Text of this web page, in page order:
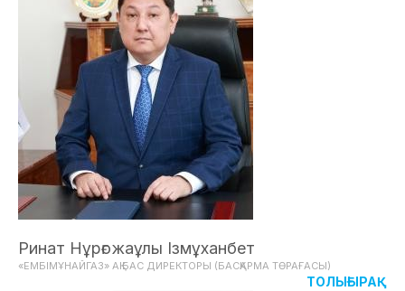
Ринат Нұрғожаұлы Ізмұханбет
«ЕМБІМҰНАЙГАЗ» АҚ БАС ДИРЕКТОРЫ (БАСҚАРМА ТӨРАҒАСЫ)
ТОЛЫҒЫРАҚ